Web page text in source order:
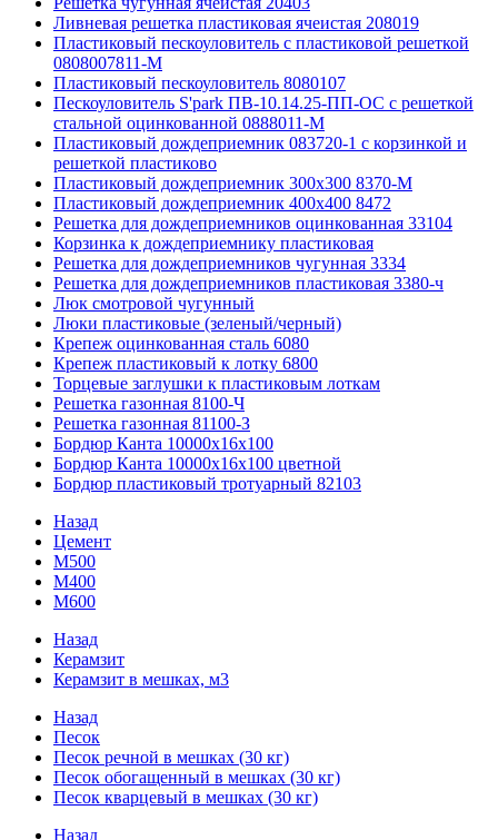
Ливневая решетка пластиковая ячеистая 208019
Пластиковый пескоуловитель с пластиковой решеткой
0808007811-М
Пластиковый пескоуловитель 8080107
Пескоуловитель S'park ПВ-10.14.25-ПП-ОС с решеткой
стальной оцинкованной 0888011-М
Пластиковый дождеприемник 083720-1 c корзинкой и
решеткой пластиково
Пластиковый дождеприемник 300x300 8370-М
Пластиковый дождеприемник 400x400 8472
Решетка для дождеприемников оцинкованная 33104
Корзинка к дождеприемнику пластиковая
Решетка для дождеприемников чугунная 3334
Решетка для дождеприемников пластиковая 3380-ч
Люк смотровой чугунный
Люки пластиковые (зеленый/черный)
Крепеж оцинкованная сталь 6080
Крепеж пластиковый к лотку 6800
Торцевые заглушки к пластиковым лоткам
Решетка газонная 8100-Ч
Решетка газонная 81100-З
Бордюр Канта 10000x16x100
Бордюр Канта 10000x16x100 цветной
Бордюр пластиковый тротуарный 82103
Назад
Цемент
М500
М400
М600
Назад
Керамзит
Керамзит в мешках, м3
Назад
Песок
Песок речной в мешках (30 кг)
Песок обогащенный в мешках (30 кг)
Песок кварцевый в мешках (30 кг)
Назад